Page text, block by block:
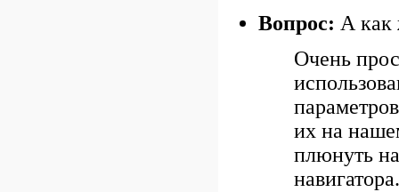
Вопрос: А как
Очень
их на
плюнуть
навигатора.